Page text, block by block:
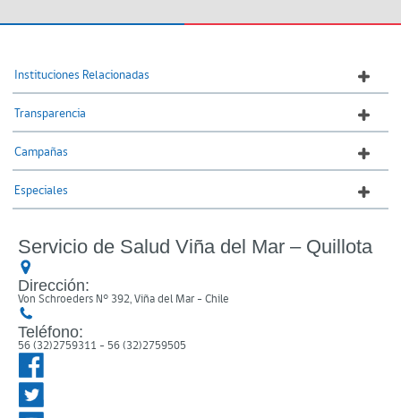
Instituciones Relacionadas
Transparencia
Campañas
Especiales
Servicio de Salud Viña del Mar – Quillota
Dirección:
Von Schroeders N° 392, Viña del Mar - Chile
Teléfono:
56 (32)2759311 - 56 (32)2759505